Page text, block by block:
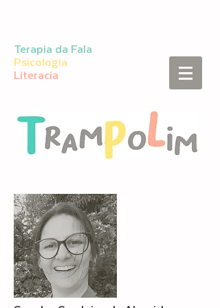
Terapia da Fala
Psicologia
Literacia